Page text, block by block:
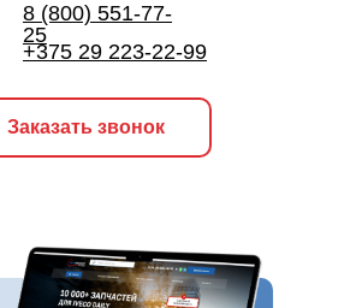
Заказать звонок
8 (800) 551-77-
25
+375 29 223-22-99